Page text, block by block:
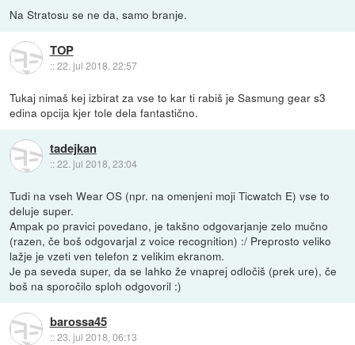
Na Stratosu se ne da, samo branje.
TOP
::22. jul 2018, 22:57
Tukaj nimaš kej izbirat za vse to kar ti rabiš je Sasmung gear s3
edina opcija kjer tole dela fantastično.
tadejkan
::22. jul 2018, 23:04
Tudi na vseh Wear OS (npr. na omenjeni moji Ticwatch E) vse to
deluje super.
Ampak po pravici povedano, je takšno odgovarjanje zelo mučno
(razen, če boš odgovarjal z voice recognition) :/ Preprosto veliko
lažje je vzeti ven telefon z velikim ekranom.
Je pa seveda super, da se lahko že vnaprej odločiš (prek ure), če
boš na sporočilo sploh odgovoril :)
barossa45
::23. jul 2018, 06:13